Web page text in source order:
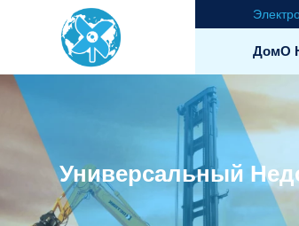
ДомО
Универсальный